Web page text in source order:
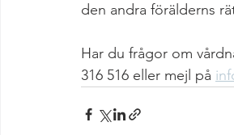
den andra förälderns
Har du frågor om
316 516 eller mejl på